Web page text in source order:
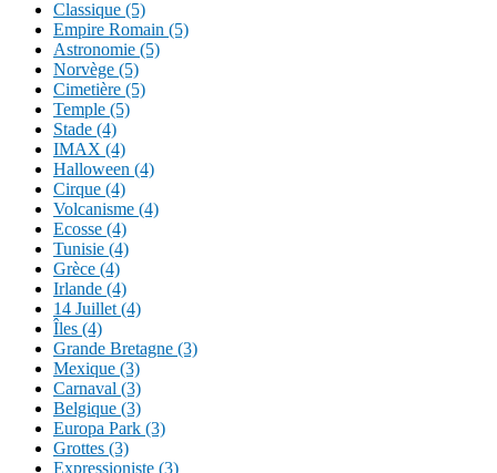
Classique (5)
Empire Romain (5)
Astronomie (5)
Norvège (5)
Cimetière (5)
Temple (5)
Stade (4)
IMAX (4)
Halloween (4)
Cirque (4)
Volcanisme (4)
Ecosse (4)
Tunisie (4)
Grèce (4)
Irlande (4)
14 Juillet (4)
Îles (4)
Grande Bretagne (3)
Mexique (3)
Carnaval (3)
Belgique (3)
Europa Park (3)
Grottes (3)
Expressioniste (3)